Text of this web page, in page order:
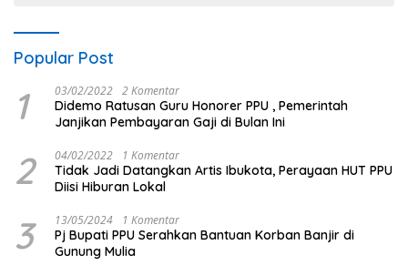
Popular Post
1 03/02/2022 2 Komentar
Didemo Ratusan Guru Honorer PPU , Pemerintah
Janjikan Pembayaran Gaji di Bulan Ini
2 04/02/2022 1 Komentar
Tidak Jadi Datangkan Artis Ibukota, Perayaan HUT PPU
Diisi Hiburan Lokal
3 13/05/2024 1 Komentar
Pj Bupati PPU Serahkan Bantuan Korban Banjir di
Gunung Mulia